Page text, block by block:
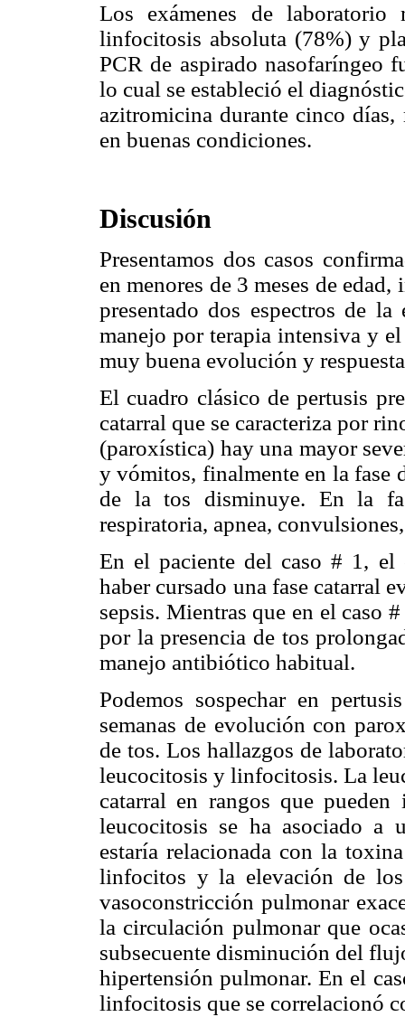
Los exámenes de laboratorio
linfocitosis absoluta (78%) y
PCR de aspirado nasofaríngeo
lo cual se estableció el
azitromicina durante cinco
en buenas condiciones.
Discusión
Presentamos dos casos
en menores de 3 meses de
presentado dos espectros de
manejo por terapia intensiva y
muy buena evolución y
El cuadro clásico de pertusis
catarral que se caracteriza por
(paroxística) hay una mayor
y vómitos, finalmente en la fase
de la tos disminuye. En la
respiratoria, apnea,
En el paciente del caso # 1,
haber cursado una fase catarral
sepsis. Mientras que en el caso
por la presencia de tos
manejo antibiótico habitual.
Podemos sospechar en
semanas de evolución con
de tos. Los hallazgos de
leucocitosis y linfocitosis. La
catarral en rangos que
leucocitosis se ha asociado a
estaría relacionada con la
linfocitos y la elevación de
vasoconstricción pulmonar
la circulación pulmonar que
subsecuente disminución del
hipertensión pulmonar. En el
linfocitosis que se correlacionó